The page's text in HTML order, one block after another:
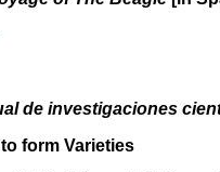
de investigaciones
form Varieties